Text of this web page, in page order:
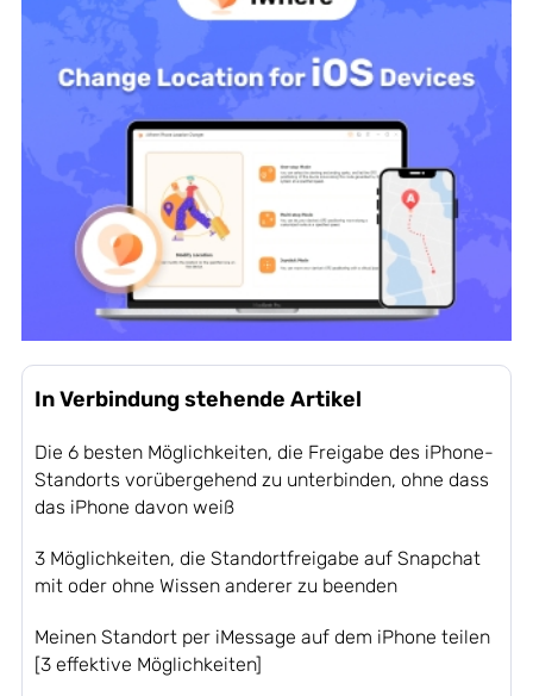
In Verbindung stehende Artikel
Die 6 besten Möglichkeiten, die Freigabe des iPhone-
Standorts vorübergehend zu unterbinden, ohne dass
das iPhone davon weiß
3 Möglichkeiten, die Standortfreigabe auf Snapchat
mit oder ohne Wissen anderer zu beenden
Meinen Standort per iMessage auf dem iPhone teilen
[3 effektive Möglichkeiten]